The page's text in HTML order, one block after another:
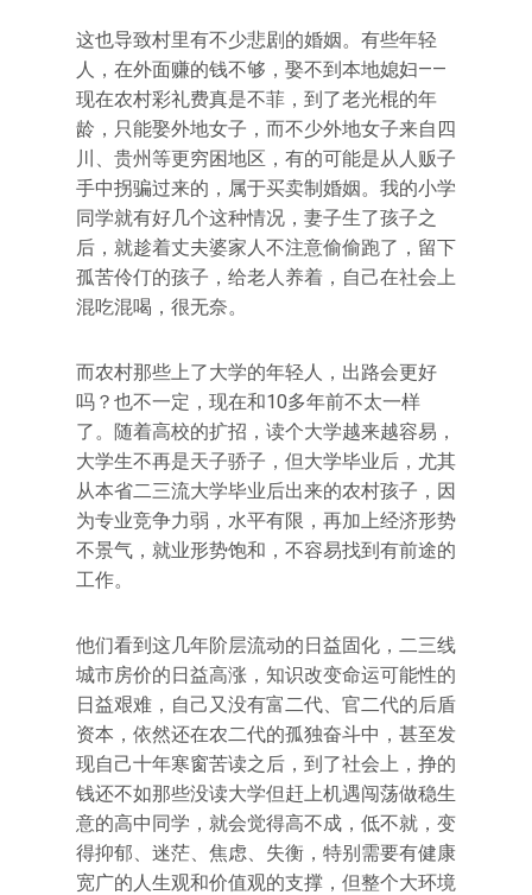
这也导致村里有不少悲剧的婚姻。有些年轻
人，在外面赚的钱不够，娶不到本地媳妇——
现在农村彩礼费真是不菲，到了老光棍的年
龄，只能娶外地女子，而不少外地女子来自四
川、贵州等更穷困地区，有的可能是从人贩子
手中拐骗过来的，属于买卖制婚姻。我的小学
同学就有好几个这种情况，妻子生了孩子之
后，就趁着丈夫婆家人不注意偷偷跑了，留下
孤苦伶仃的孩子，给老人养着，自己在社会上
混吃混喝，很无奈。
而农村那些上了大学的年轻人，出路会更好
吗？也不一定，现在和10多年前不太一样
了。随着高校的扩招，读个大学越来越容易，
大学生不再是天子骄子，但大学毕业后，尤其
从本省二三流大学毕业后出来的农村孩子，因
为专业竞争力弱，水平有限，再加上经济形势
不景气，就业形势饱和，不容易找到有前途的
工作。
他们看到这几年阶层流动的日益固化，二三线
城市房价的日益高涨，知识改变命运可能性的
日益艰难，自己又没有富二代、官二代的后盾
资本，依然还在农二代的孤独奋斗中，甚至发
现自己十年寒窗苦读之后，到了社会上，挣的
钱还不如那些没读大学但赶上机遇闯荡做稳生
意的高中同学，就会觉得高不成，低不就，变
得抑郁、迷茫、焦虑、失衡，特别需要有健康
宽广的人生观和价值观的支撑，但整个大环境